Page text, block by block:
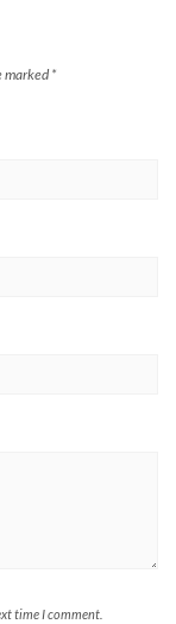
marked *
time I comment.